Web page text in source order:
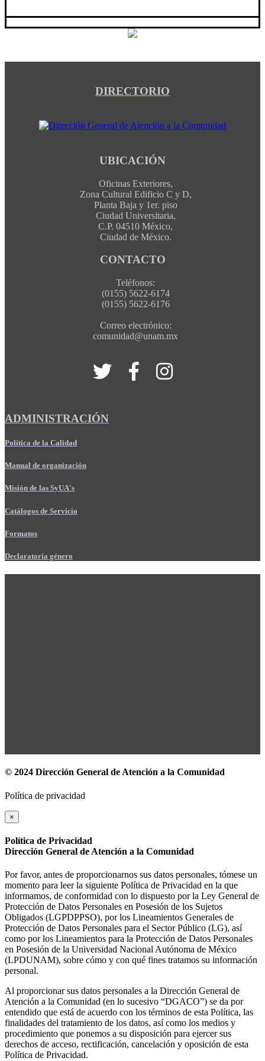
DIRECTORIO
UBICACIÓN
Oficinas Exteriores,
Zona Cultural Edificio C y D,
Planta Baja y 1er. piso
Ciudad Universitaria,
C.P. 04510 México,
Ciudad de México.
CONTACTO
Teléfonos:
(0155) 5622-6174
(0155) 5622-6176
Correo electrónico:
comunidad@unam.mx
ADMINISTRACIÓN
Política de la Calidad
Manual de organización
Misión de las SyUA's
Catálogos de Servicio
Formatos
Declaratoria género
© 2024 Dirección General de Atención a la Comunidad
Política de privacidad
×
Política de Privacidad
Dirección General de Atención a la Comunidad
Por favor, antes de proporcionarnos sus datos personales, tómese un
momento para leer la siguiente Política de Privacidad en la que
informamos, de conformidad con lo dispuesto por la Ley General de
Protección de Datos Personales en Posesión de los Sujetos
Obligados (LGPDPPSO), por los Lineamientos Generales de
Protección de Datos Personales para el Sector Público (LG), así
como por los Lineamientos para la Protección de Datos Personales
en Posesión de la Universidad Nacional Autónoma de México
(LPDUNAM), sobre cómo y con qué fines tratamos su información
personal.
Al proporcionar sus datos personales a la Dirección General de
Atención a la Comunidad (en lo sucesivo “DGACO”) se da por
entendido que está de acuerdo con los términos de esta Política, las
finalidades del tratamiento de los datos, así como los medios y
procedimiento que ponemos a su disposición para ejercer sus
derechos de acceso, rectificación, cancelación y oposición de esta
Política de Privacidad.